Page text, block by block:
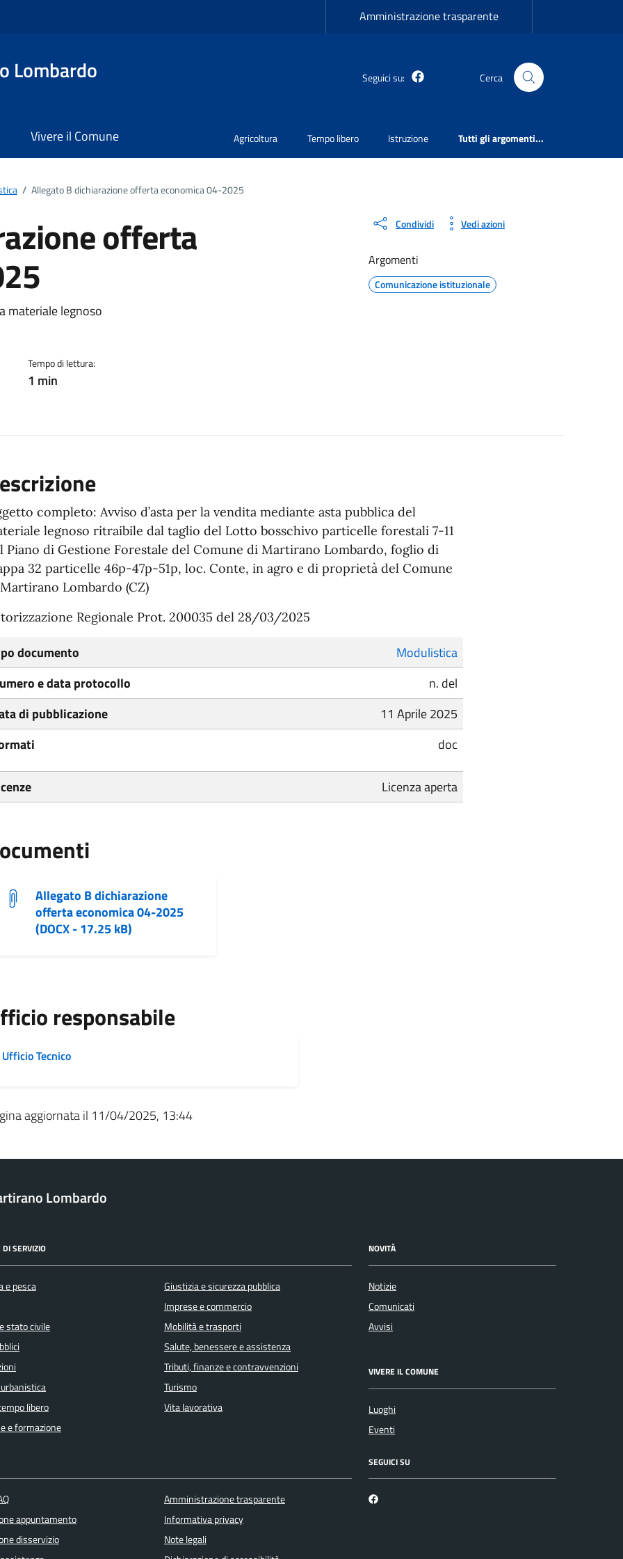
Amministrazione trasparente
Lombardo Seguici su: Martirano Lombardo Facebook
Cerca
Vivere il Comune Agricoltura Tempo libero Istruzione Tutti gli argomenti...
/ Allegato B dichiarazione offerta economica 04-2025
offerta
materiale legnoso
Tempo di lettura:
1 min
Condividi Vedi azioni
Argomenti
Comunicazione istituzionale
completo: Avviso d’asta per la vendita mediante asta pubblica del
legnoso ritraibile dal taglio del Lotto bosschivo particelle forestali 7-11
Piano di Gestione Forestale del Comune di Martirano Lombardo, foglio di
32 particelle 46p-47p-51p, loc. Conte, in agro e di proprietà del Comune
Lombardo (CZ)
Regionale Prot. 200035 del 28/03/2025
documento
Modulistica
e data protocollo
n. del
di pubblicazione
11 Aprile 2025
doc
Licenza aperta
Allegato B dichiarazione
offerta economica 04-2025
(DOCX - 17.25 kB)
responsabile
Ufficio Tecnico
aggiornata il 11/04/2025, 13:44
Lombardo
DI SERVIZIO
e pesca
stato civile
libero
e formazione
Giustizia e sicurezza pubblica
Imprese e commercio
Mobilità e trasporti
Salute, benessere e assistenza
Tributi, finanze e contravvenzioni
Turismo
Vita lavorativa
NOVITÀ
Notizie
Comunicati
Avvisi
VIVERE IL COMUNE
Luoghi
Eventi
appuntamento
disservizio
Amministrazione trasparente
Informativa privacy
Note legali
SEGUICI SU
Martirano Lombardo Facebook